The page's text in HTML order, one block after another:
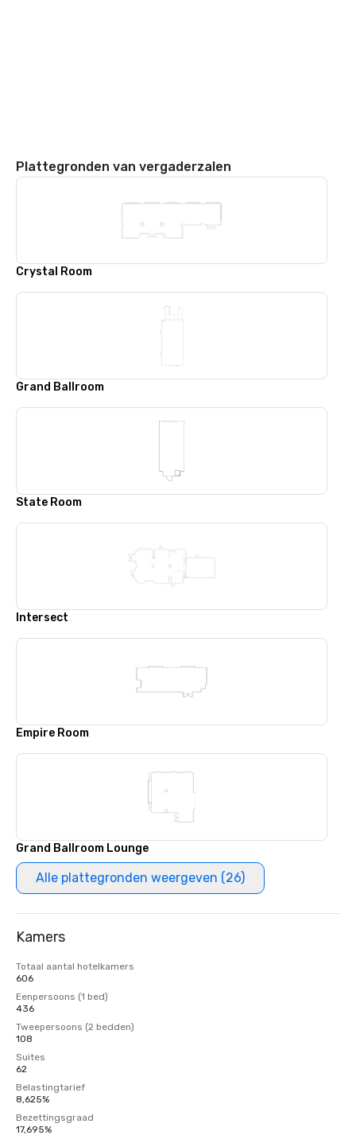
Plattegronden van vergaderzalen
Crystal Room
Grand Ballroom
State Room
Intersect
Empire Room
Grand Ballroom Lounge
Alle plattegronden weergeven (26)
Kamers
Totaal aantal hotelkamers
606
Eenpersoons (1 bed)
436
Tweepersoons (2 bedden)
108
Suites
62
Belastingtarief
8,625%
Bezettingsgraad
17,695%